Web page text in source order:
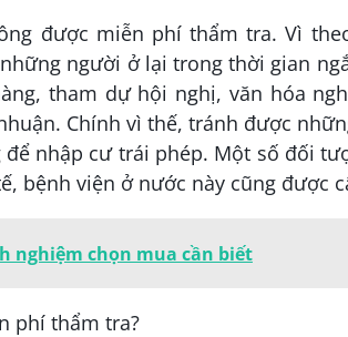
được miễn phí thẩm tra. Vì
người ở lại trong thời gian
tham dự hội nghị, văn hóa
Chính vì thế, tránh được
nhập cư trái phép. Một số đối
bệnh viện ở nước này cũng được
nghiệm chọn mua cần biết
phí thẩm tra?